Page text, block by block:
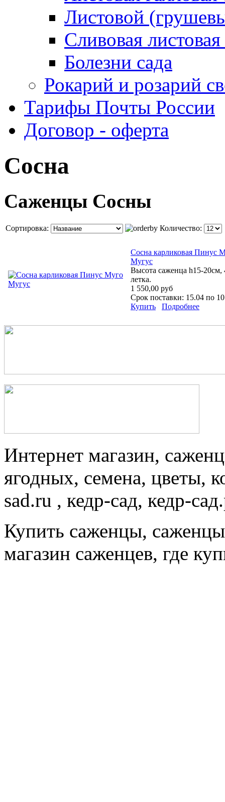
Листовой
Сливовая
Болезни сада
Рокарий и розарий
Тарифы Почты России
Договор - оферта
Сосна
Саженцы Сосны
Сортировка: Количество:
Сосна карликовая Пинус
Мугус
Высота саженца h15-20см,
летка.
1 550,00 руб
Срок поставки: 15.04 по
Купить
Подробнее
Интернет магазин,
ягодных, семена, цветы,
sad.ru , кедр-сад, кедр-
Купить саженцы,
магазин саженцев, где